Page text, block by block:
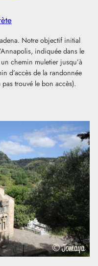
Notre objectif initial
indiquée dans le
chemin muletier jusqu’à
d’accès de la randonnée
trouvé le bon accès).